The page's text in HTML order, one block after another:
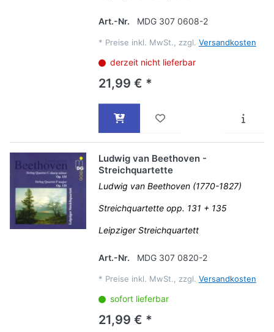
Art.-Nr. MDG 307 0608-2
* Preise inkl. MwSt., zzgl. Versandkosten
derzeit nicht lieferbar
21,99 € *
Ludwig van Beethoven -
Streichquartette
Ludwig van Beethoven (1770-1827)
Streichquartette opp. 131 + 135
Leipziger Streichquartett
Art.-Nr. MDG 307 0820-2
* Preise inkl. MwSt., zzgl. Versandkosten
sofort lieferbar
21,99 € *